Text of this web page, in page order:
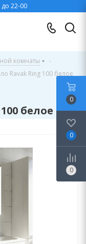
22-00
комнаты
-
Ravak Ring 100 белое
белое
0
0
0